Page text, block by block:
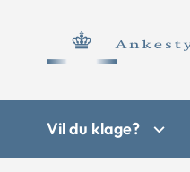
Vil du klage?